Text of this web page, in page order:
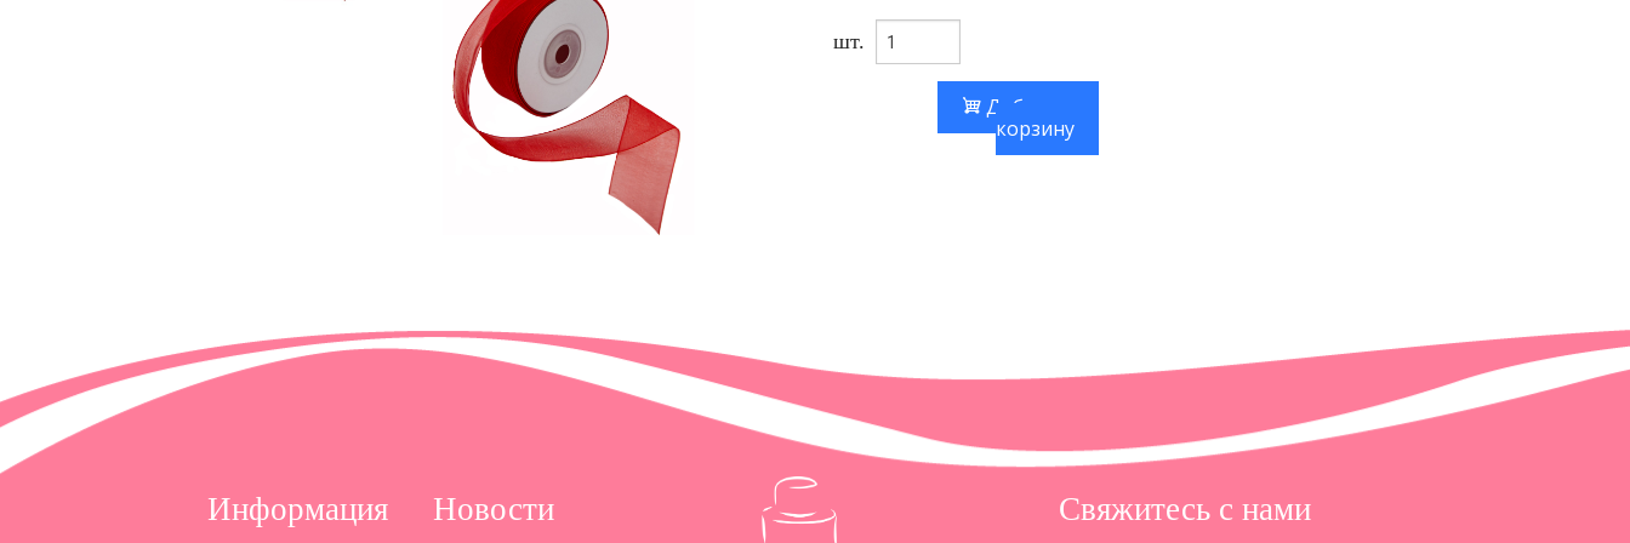
шт.
Добавить в
корзину
Информация Новости Свяжитесь с нами